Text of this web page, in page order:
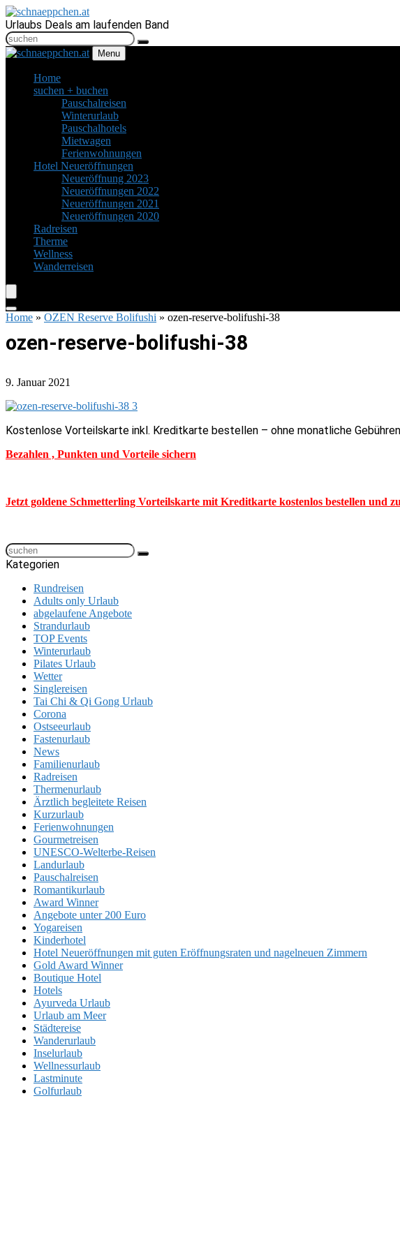
Urlaubs Deals am laufenden Band
Menu
Home
suchen + buchen
Pauschalreisen
Winterurlaub
Pauschalhotels
Mietwagen
Ferienwohnungen
Hotel Neueröffnungen
Neueröffnung 2023
Neueröffnungen 2022
Neueröffnungen 2021
Neueröffnungen 2020
Radreisen
Therme
Wellness
Wanderreisen
Home » OZEN Reserve Bolifushi » ozen-reserve-bolifushi-38
ozen-reserve-bolifushi-38
9. Januar 2021
Kostenlose Vorteilskarte inkl. Kreditkarte bestellen – ohne monatliche Gebühren
Bezahlen , Punkten und Vorteile sichern
Jetzt goldene Schmetterling Vorteilskarte mit Kreditkarte kostenlos bestellen und
Kategorien
Rundreisen
Adults only Urlaub
abgelaufene Angebote
Strandurlaub
TOP Events
Winterurlaub
Pilates Urlaub
Wetter
Singlereisen
Tai Chi & Qi Gong Urlaub
Corona
Ostseeurlaub
Fastenurlaub
News
Familienurlaub
Radreisen
Thermenurlaub
Ärztlich begleitete Reisen
Kurzurlaub
Ferienwohnungen
Gourmetreisen
UNESCO-Welterbe-Reisen
Landurlaub
Pauschalreisen
Romantikurlaub
Award Winner
Angebote unter 200 Euro
Yogareisen
Kinderhotel
Hotel Neueröffnungen mit guten Eröffnungsraten und nagelneuen Zimmern
Gold Award Winner
Boutique Hotel
Hotels
Ayurveda Urlaub
Urlaub am Meer
Städtereise
Wanderurlaub
Inselurlaub
Wellnessurlaub
Lastminute
Golfurlaub